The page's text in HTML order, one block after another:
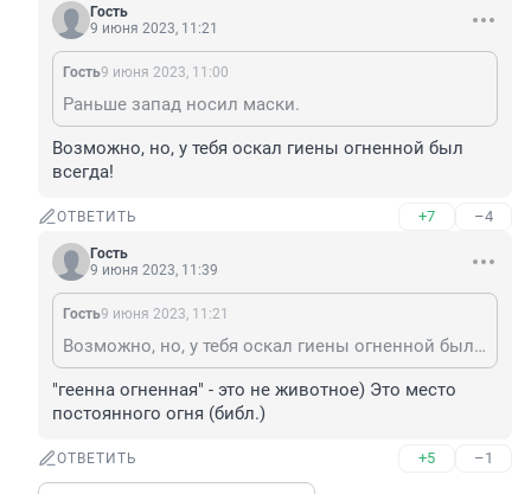
Гость
9 июня 2023, 11:21
Гость9 июня 2023, 11:00
Раньше запад носил маски.
Возможно, но, у тебя оскал гиены огненной был
всегда!
ОТВЕТИТЬ +7 –4
Гость
9 июня 2023, 11:39
Гость9 июня 2023, 11:21
Возможно, но, у тебя оскал гиены огненной был всегда!
"геенна огненная" - это не животное) Это место
постоянного огня (библ.)
ОТВЕТИТЬ +5 –1